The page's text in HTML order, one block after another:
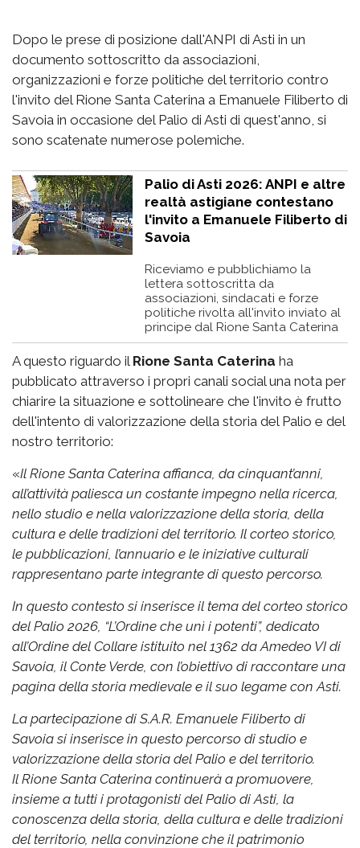
Dopo le prese di posizione dall'ANPI di Asti in un
documento sottoscritto da associazioni,
organizzazioni e forze politiche del territorio contro
l'invito del Rione Santa Caterina a Emanuele Filiberto di
Savoia in occasione del Palio di Asti di quest'anno, si
sono scatenate numerose polemiche.
Palio di Asti 2026: ANPI e altre
realtà astigiane contestano
l'invito a Emanuele Filiberto di
Savoia
Riceviamo e pubblichiamo la
lettera sottoscritta da
associazioni, sindacati e forze
politiche rivolta all'invito inviato al
principe dal Rione Santa Caterina
A questo riguardo il Rione Santa Caterina ha
pubblicato attraverso i propri canali social una nota per
chiarire la situazione e sottolineare che l'invito è frutto
dell'intento di valorizzazione della storia del Palio e del
nostro territorio:
«Il Rione Santa Caterina affianca, da cinquant’anni,
all’attività paliesca un costante impegno nella ricerca,
nello studio e nella valorizzazione della storia, della
cultura e delle tradizioni del territorio. Il corteo storico,
le pubblicazioni, l’annuario e le iniziative culturali
rappresentano parte integrante di questo percorso.
In questo contesto si inserisce il tema del corteo storico
del Palio 2026, “L’Ordine che unì i potenti”, dedicato
all’Ordine del Collare istituito nel 1362 da Amedeo VI di
Savoia, il Conte Verde, con l’obiettivo di raccontare una
pagina della storia medievale e il suo legame con Asti.
La partecipazione di S.A.R. Emanuele Filiberto di
Savoia si inserisce in questo percorso di studio e
valorizzazione della storia del Palio e del territorio.
Il Rione Santa Caterina continuerà a promuovere,
insieme a tutti i protagonisti del Palio di Asti, la
conoscenza della storia, della cultura e delle tradizioni
del territorio, nella convinzione che il patrimonio